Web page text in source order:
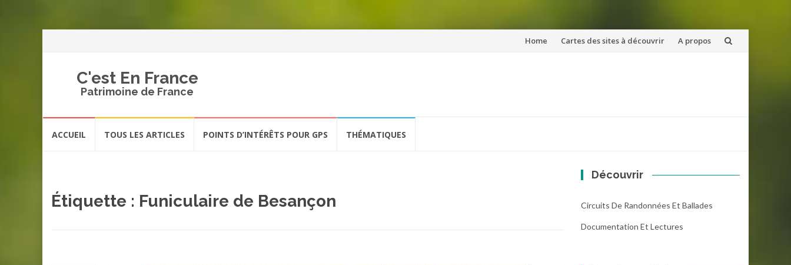
Aller
Home Cartes des sites à découvrir A propos
C'est En France
Patrimoine de France
ACCUEIL TOUS LES ARTICLES POINTS D’INTÉRÊTS POUR GPS THÉMATIQUES
Étiquette : Funiculaire de Besançon
Découvrir
Circuits De Randonnées Et Ballades
Documentation Et Lectures